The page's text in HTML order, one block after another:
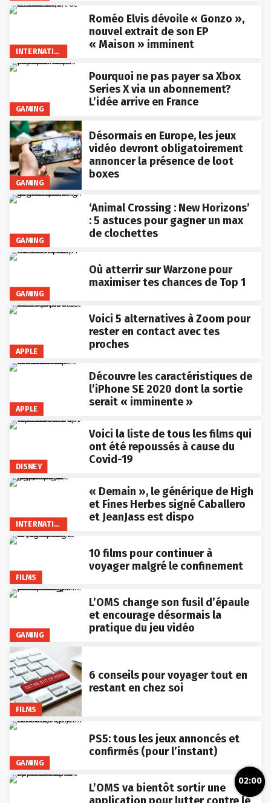
INTERNATIONAL
Roméo Elvis dévoile « Gonzo »,
nouvel extrait de son EP
« Maison » imminent
GAMING
Pourquoi ne pas payer sa Xbox
Series X via un abonnement?
L’idée arrive en France
GAMING
Désormais en Europe, les jeux
vidéo devront obligatoirement
annoncer la présence de loot
boxes
GAMING
‘Animal Crossing : New Horizons’
: 5 astuces pour gagner un max
de clochettes
GAMING
Où atterrir sur Warzone pour
maximiser tes chances de Top 1
APPLE
Voici 5 alternatives à Zoom pour
rester en contact avec tes
proches
APPLE
Découvre les caractéristiques de
l’iPhone SE 2020 dont la sortie
serait « imminente »
DISNEY
Voici la liste de tous les films qui
ont été repoussés à cause du
Covid-19
INTERNATIONAL
« Demain », le générique de High
et Fines Herbes signé Caballero
et JeanJass est dispo
FILMS
10 films pour continuer à
voyager malgré le confinement
GAMING
L’OMS change son fusil d’épaule
et encourage désormais la
pratique du jeu vidéo
FILMS
6 conseils pour voyager tout en
restant en chez soi
GAMING
PS5: tous les jeux annoncés et
confirmés (pour l’instant)
L’OMS va bientôt sortir une
02:00